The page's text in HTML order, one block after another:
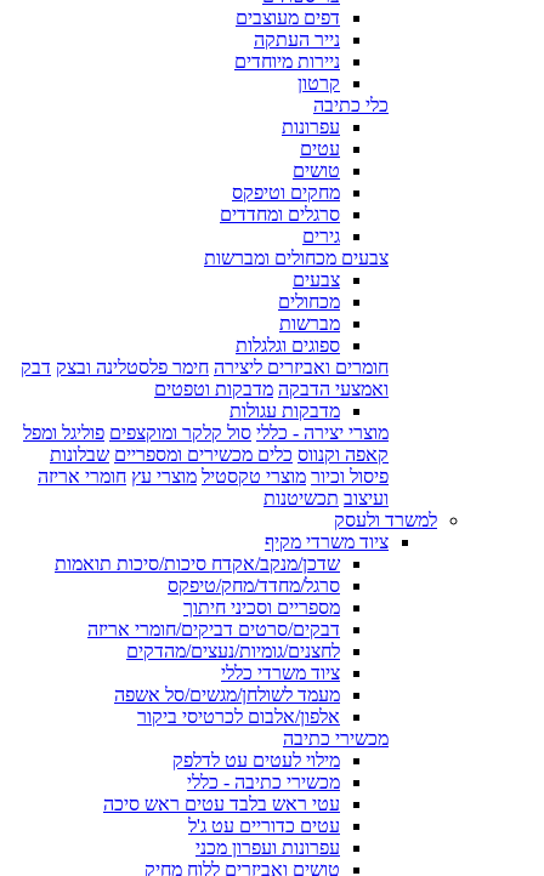
דפים מעוצבים
נייר העתקה
ניירות מיוחדים
קרטון
כלי כתיבה
עפרונות
עטים
טושים
מחקים וטיפקס
סרגלים ומחדדים
גירים
צבעים מכחולים ומברשות
צבעים
מכחולים
מברשות
ספוגים וגלגלות
חומרים ואביזרים ליצירה חימר פלסטלינה ובצק דבק
ואמצעי הדבקה מדבקות וטפטים
מדבקות עגולות
מוצרי יצירה - כללי סול קלקר ומוקצפים פוליגל ומפל
קאפה וקנווס כלים מכשירים ומספריים שבלונות
פיסול וכיור מוצרי טקסטיל מוצרי עץ חומרי אריזה
ועיצוב תכשיטנות
למשרד ולעסק
ציוד משרדי מקיף
שדכן/מנקב/אקדח סיכות/סיכות תואמות
סרגל/מחדד/מחק/טיפקס
מספריים וסכיני חיתוך
דבקים/סרטים דביקים/חומרי אריזה
לחצנים/גומיות/נעצים/מהדקים
ציוד משרדי כללי
מעמד לשולחן/מגשים/סל אשפה
אלפון/אלבום לכרטיסי ביקור
מכשירי כתיבה
מילוי לעטים עט לדלפק
מכשירי כתיבה - כללי
עטי ראש בלבד עטים ראש סיכה
עטים כדוריים עט ג'ל
עפרונות ועפרון מכני
טושים ואביזרים ללוח מחיק